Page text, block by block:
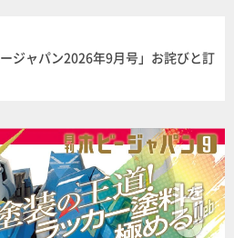
ージャパン2026年9月号」お詫びと訂